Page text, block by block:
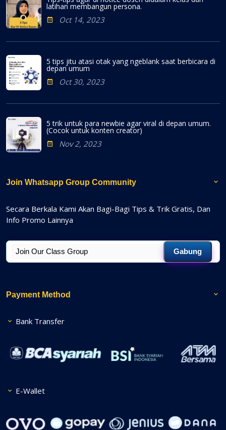
latihan membangun persona.
Oct 14, 2023
5 tips jitu atasi otak yang ngeblank saat berbicara di
depan umum
Oct 30, 2023
5 trik untuk para newbie agar viral di depan umum.
(Cocok untuk konten creator)
Nov 2, 2023
Join Whatsapp Group Community
Secara Berkala Kami Akan Bagi-Bagi Tips & Trik Gratis, Dan
Info Promo Lainnya
Gabung
Payment Method
Bank Transfer
E-Wallet